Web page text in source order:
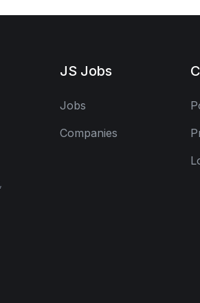
JS Jobs
Jobs
Companies